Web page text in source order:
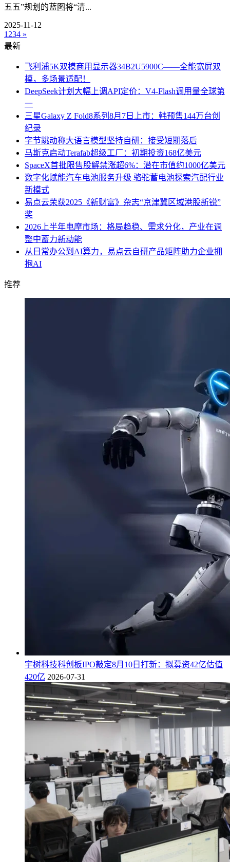
五五”规划的蓝图将“清...
2025-11-12
1 234 »
最新
飞利浦5K双模商用显示器34B2U5900C——全能宽屏双
模，多场景适配！
DeepSeek计划大幅上调API定价：V4-Flash调用量全球第
一
三星Galaxy Z Fold8系列8月7日上市：韩预售144万台创
纪录
字节跳动称大语言模型坚持自研：接受短期落后
马斯克启动Terafab超级工厂：初期投资168亿美元
SpaceX首批限售股解禁涨超6%：潜在市值约1000亿美元
数字化赋能汽车电池服务升级 骆驼蓄电池探索汽配行业
新模式
易点云荣获2025《新财富》杂志“京津冀区域港股新锐”
奖
2026上半年电摩市场：格局趋稳、需求分化，产业在调
整中蓄力新动能
从日常办公到AI算力，易点云自研产品矩阵助力企业拥
抱AI
推荐
宇树科技科创板IPO敲定8月10日打新：拟募资42亿估值
420亿 2026-07-31